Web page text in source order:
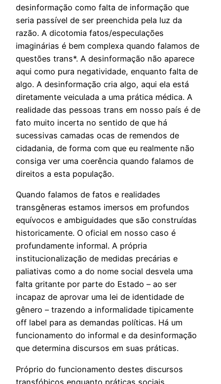
desinformação como falta de informação que
seria passível de ser preenchida pela luz da
razão. A dicotomia fatos/especulações
imaginárias é bem complexa quando falamos de
questões trans*. A desinformação não aparece
aqui como pura negatividade, enquanto falta de
algo. A desinformação cria algo, aqui ela está
diretamente veiculada a uma prática médica. A
realidade das pessoas trans em nosso país é de
fato muito incerta no sentido de que há
sucessivas camadas ocas de remendos de
cidadania, de forma com que eu realmente não
consiga ver uma coerência quando falamos de
direitos a esta população.
Quando falamos de fatos e realidades
transgêneras estamos imersos em profundos
equívocos e ambiguidades que são construídas
historicamente. O oficial em nosso caso é
profundamente informal. A própria
institucionalização de medidas precárias e
paliativas como a do nome social desvela uma
falta gritante por parte do Estado – ao ser
incapaz de aprovar uma lei de identidade de
gênero – trazendo a informalidade tipicamente
off label para as demandas políticas. Há um
funcionamento do informal e da desinformação
que determina discursos em suas práticas.
Próprio do funcionamento destes discursos
transfóbicos enquanto práticas sociais